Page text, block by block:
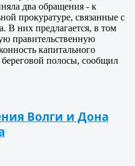
два обращения - к
прокуратуре, связанные с
В них предлагается, в том
правительственную
капитального
береговой полосы, сообщил
Волги и Дона